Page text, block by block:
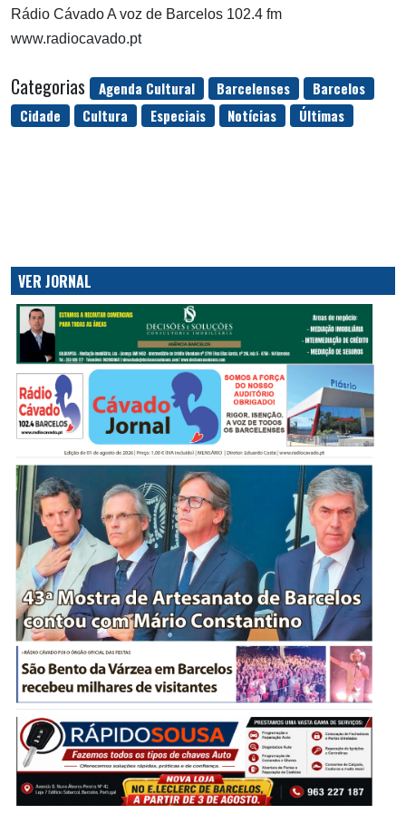
Rádio Cávado A voz de Barcelos 102.4 fm
www.radiocavado.pt
Categorias Agenda Cultural Barcelenses
Barcelos
Cidade
Cultura Especiais Notícias Últimas
VER JORNAL